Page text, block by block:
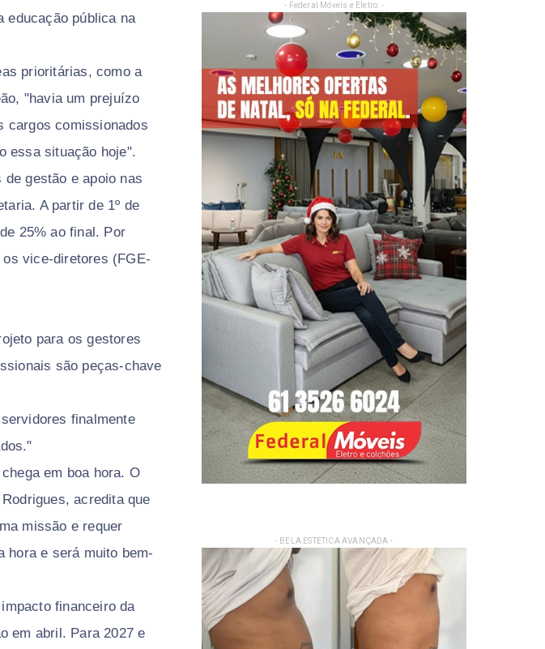
educação pública na
prioritárias, como a
"havia um prejuízo
cargos comissionados
essa situação hoje".
gestão e apoio nas
A partir de 1º de
25% ao final. Por
vice-diretores (FGE-
para os gestores
são peças-chave
finalmente
em boa hora. O
acredita que
missão e requer
hora e será muito bem-
financeiro da
em abril. Para 2027 e
- Federal Móveis e Eletro: -
- BELA ESTETICA AVANÇADA -